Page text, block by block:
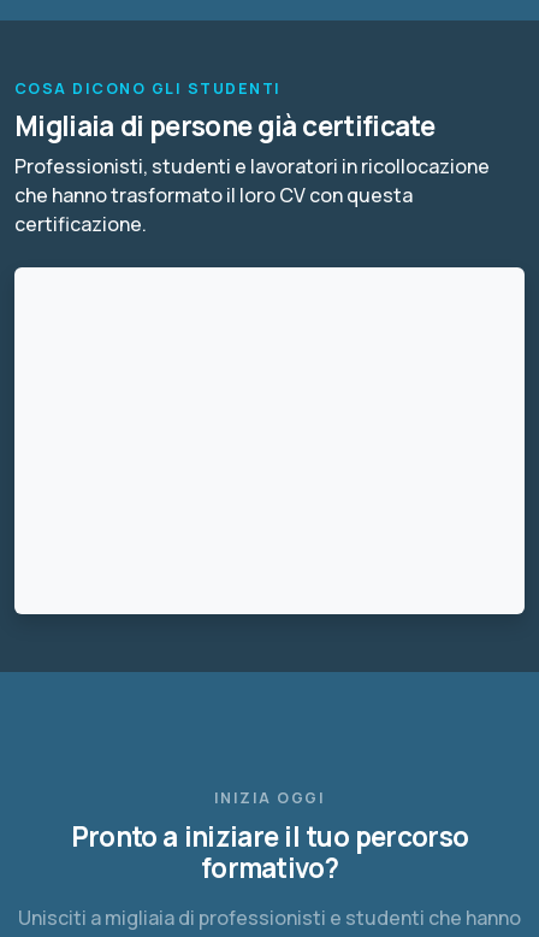
COSA DICONO GLI STUDENTI
Migliaia di persone già certificate
Professionisti, studenti e lavoratori in ricollocazione
che hanno trasformato il loro CV con questa
certificazione.
INIZIA OGGI
Pronto a iniziare il tuo percorso
formativo?
Unisciti a migliaia di professionisti e studenti che hanno